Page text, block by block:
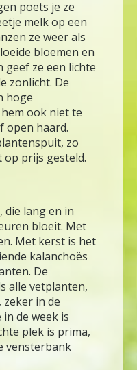
poets je ze
melk op een
ze weer als
bloemen en
geef ze een lichte
zonlicht. De
hoge
ook niet te
open haard.
zo
op prijs gesteld.
die lang en in
bloeit. Met
Met kerst is het
kalanchoës
De
alle vetplanten,
in de
de week is
plek is prima,
vensterbank